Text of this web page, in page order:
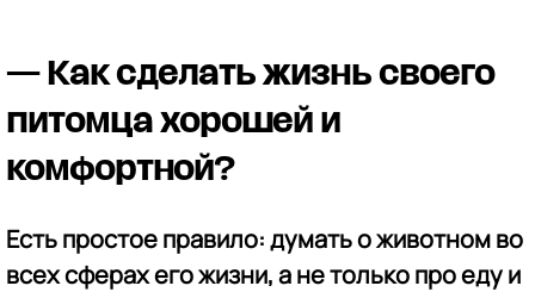
— Как сделать жизнь своего
питомца хорошей и
комфортной?
Есть простое правило: думать о животном во
всех сферах его жизни, а не только про еду и